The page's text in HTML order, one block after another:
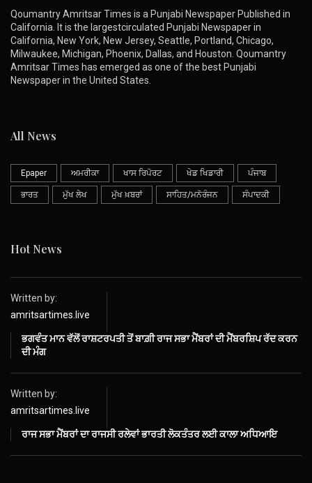
Qoumantry Amritsar Times is a Punjabi Newspaper Published in
California. It is the largestcirculated Punjabi Newspaper in
California, New York, New Jersey, Seattle, Portland, Chicago,
Milwaukee, Michigan, Phoenix, Dallas, and Houston. Qoumantry
Amritsar Times has emerged as one of the best Punjabi
Newspaper in the United States.
All News
Epaper ਅਮਰੀਕਾ ਖਾਸ ਰਿਪੋਰਟ ਖੇਡ ਖਿਡਾਰੀ ਪੰਜਾਬ
ਭਾਰਤ ਮੁੱਖ ਲੇਖ ਮੁੱਖ ਖ਼ਬਰਾਂ ਸਾਹਿਤ/ਮਨੋਰੰਜਨ ਸੰਪਾਦਕੀ
Hot News
Written by:
amritsartimes.live
ਭਗਵੰਤ ਮਾਨ ਵੱਲੋਂ ਰਾਸ਼ਟਰਪਤੀ ਤੋਂ ਬਾਗ਼ੀ ਰਾਜ ਸਭਾ ਮੈਂਬਰਾਂ ਦੀ ਮੈਂਬਰਸ਼ਿਪ ਰੱਦ ਕਰਨ
ਦੀ ਮੰਗ
Written by:
amritsartimes.live
ਰਾਜ ਸਭਾ ਮੈਂਬਰਾਂ ਦਾ ਰਾਜਸੀ ਰਲੇਵਾਂ ਭਾਰਤੀ ਲੋਕਤੰਤਰ ਲਈ ਕਾਲਾ ਅਧਿਆਇ